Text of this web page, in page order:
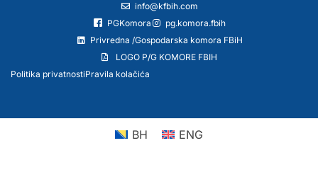
info@kfbih.com
PGKomora
pg.komora.fbih
Privredna /Gospodarska komora FBiH
LOGO P/G KOMORE FBIH
Politika privatnostiPravila kolačića
BH ENG